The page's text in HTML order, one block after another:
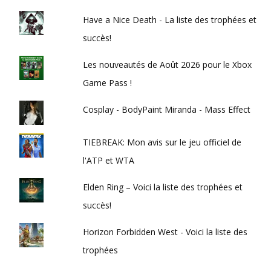
Have a Nice Death - La liste des trophées et
succès!
Les nouveautés de Août 2026 pour le Xbox
Game Pass !
Cosplay - BodyPaint Miranda - Mass Effect
TIEBREAK: Mon avis sur le jeu officiel de
l'ATP et WTA
Elden Ring – Voici la liste des trophées et
succès!
Horizon Forbidden West - Voici la liste des
trophées